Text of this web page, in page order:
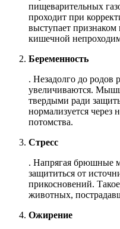
пищеварительных
проходит при
выступает признаком
кишечной
Беременность
. Незадолго до родов
увеличиваются.
твердыми ради
нормализуется через
потомства.
Стресс
. Напрягая брюшные
защититься от
прикосновений.
животных,
Ожирение